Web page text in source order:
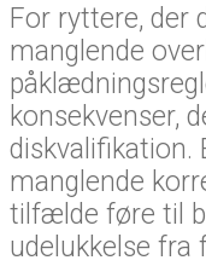
For ryttere, der
manglende
konsekvenser,
diskvalifikation.
manglende
tilfælde føre til
udelukkelse fra